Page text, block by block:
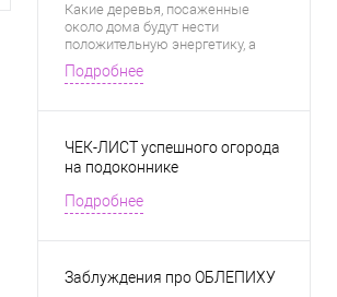
Какие деревья, посаженные
около дома будут нести
положительную энергетику, а
какие станут притягивать
негативные события?
Подробнее
ЧЕК-ЛИСТ успешного огорода
на подоконнике
Подробнее
Заблуждения про ОБЛЕПИХУ